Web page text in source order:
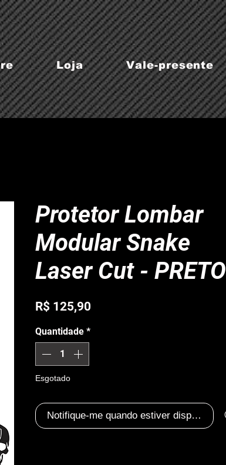
Loja Vale-presente
Protetor Lombar
Modular Snake
Laser Cut - PRETO
R$ 125,90
Quantidade *
Esgotado
Notifique-me quando estiver disponível